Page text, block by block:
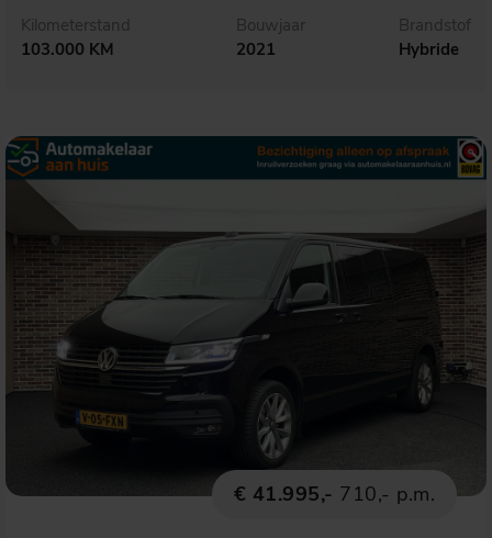
Kilometerstand
103.000 KM
Bouwjaar
2021
Brandstof
Hybride
€ 41.995,- 710,- p.m.